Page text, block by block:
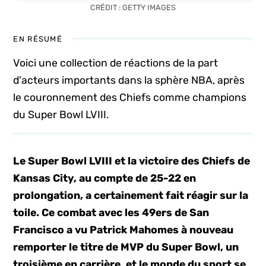
CRÉDIT : GETTY IMAGES
EN RÉSUMÉ
Voici une collection de réactions de la part
d'acteurs importants dans la sphère NBA, après
le couronnement des Chiefs comme champions
du Super Bowl LVIII.
Le Super Bowl LVIII et la victoire des Chiefs de
Kansas City, au compte de 25-22 en
prolongation, a certainement fait réagir sur la
toile. Ce combat avec les 49ers de San
Francisco a vu Patrick Mahomes à nouveau
remporter le titre de MVP du Super Bowl, un